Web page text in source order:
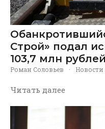
Строй» подал
103,7 млн рублей
Роман Соловьев · Новости
Читать далее